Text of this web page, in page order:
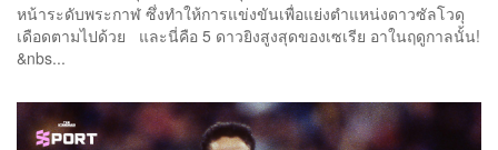
หน้าระดับพระกาฬ ซึ่งทำให้การแข่งขันเพื่อแย่งตำแหน่งดาวซัลโวดุ
เดือดตามไปด้วย และนี่คือ 5 ดาวยิงสูงสุดของเซเรีย อาในฤดูกาลนั้น!
&nbs...